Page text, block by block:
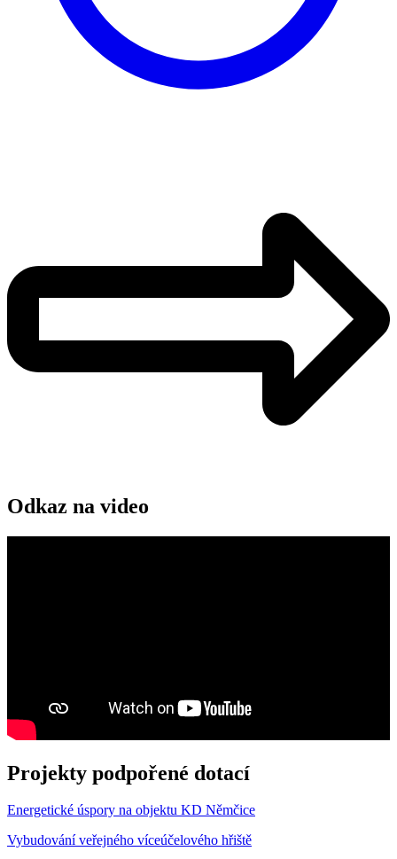
Odkaz na video
Projekty podpořené dotací
Energetické úspory na objektu KD Němčice
Vybudování veřejného víceúčelového hřiště